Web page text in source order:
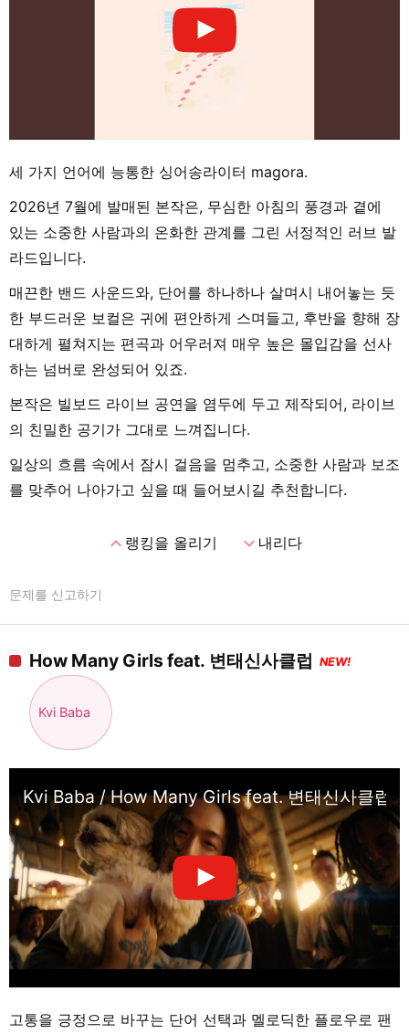
세 가지 언어에 능통한 싱어송라이터 magora.
2026년 7월에 발매된 본작은, 무심한 아침의 풍경과 곁에
있는 소중한 사람과의 온화한 관계를 그린 서정적인 러브 발
라드입니다.
매끈한 밴드 사운드와, 단어를 하나하나 살며시 내어놓는 듯
한 부드러운 보컬은 귀에 편안하게 스며들고, 후반을 향해 장
대하게 펼쳐지는 편곡과 어우러져 매우 높은 몰입감을 선사
하는 넘버로 완성되어 있죠.
본작은 빌보드 라이브 공연을 염두에 두고 제작되어, 라이브
의 친밀한 공기가 그대로 느껴집니다.
일상의 흐름 속에서 잠시 걸음을 멈추고, 소중한 사람과 보조
를 맞추어 나아가고 싶을 때 들어보시길 추천합니다.
expand_less랭킹을 올리기 expand_more내리다
문제를 신고하기
How Many Girls feat. 변태신사클럽 NEW!
Kvi Baba
Kvi Baba / How Many Girls feat. 변태신사클럽
고통을 긍정으로 바꾸는 단어 선택과 멜로딕한 플로우로 팬